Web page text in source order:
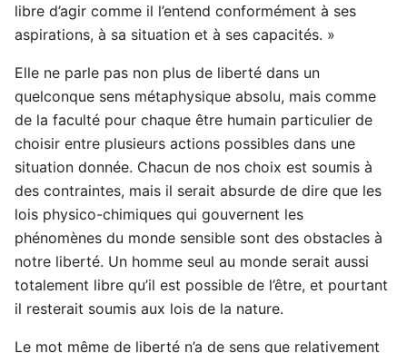
libre d’agir comme il l’entend conformément à ses
aspirations, à sa situation et à ses capacités. »
Elle ne parle pas non plus de liberté dans un
quelconque sens métaphysique absolu, mais comme
de la faculté pour chaque être humain particulier de
choisir entre plusieurs actions possibles dans une
situation donnée. Chacun de nos choix est soumis à
des contraintes, mais il serait absurde de dire que les
lois physico-chimiques qui gouvernent les
phénomènes du monde sensible sont des obstacles à
notre liberté. Un homme seul au monde serait aussi
totalement libre qu’il est possible de l’être, et pourtant
il resterait soumis aux lois de la nature.
Le mot même de liberté n’a de sens que relativement